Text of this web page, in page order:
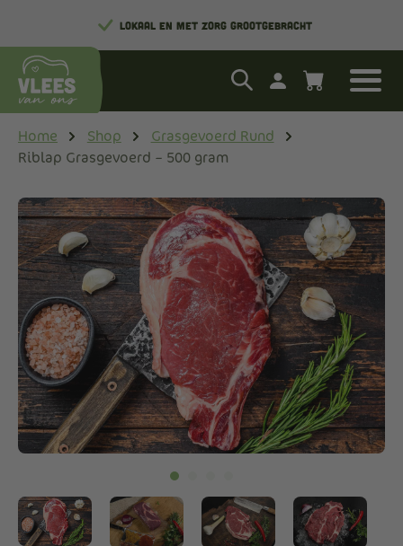
LOKAAL EN MET ZORG GROOTGEBRACHT
Home Shop
Grasgevoerd Rund
Riblap Grasgevoerd – 500 gram